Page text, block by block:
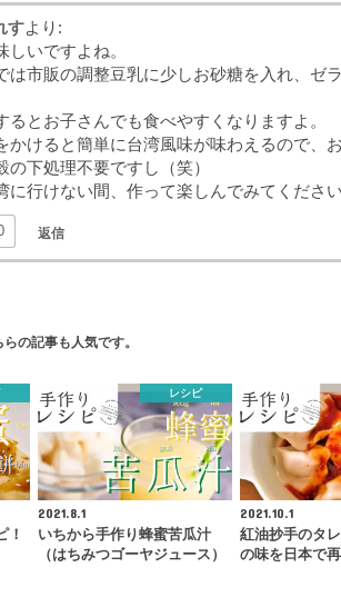
すより:
しいですよね。
は市販の調整豆乳に少しお砂糖を入れ、ゼ
るとお子さんでも食べやすくなりますよ。
かけると簡単に台湾風味が味わえるので、
の下処理不要ですし（笑）
に行けない間、作って楽しんでみてくださ
返信
らの記事も人気です。
！
レシピ
2021.8.1
いちから手作り蜂蜜苦瓜汁
（はちみつゴーヤジュース）
2021.10.1
紅油抄手のタ
の味を日本で再